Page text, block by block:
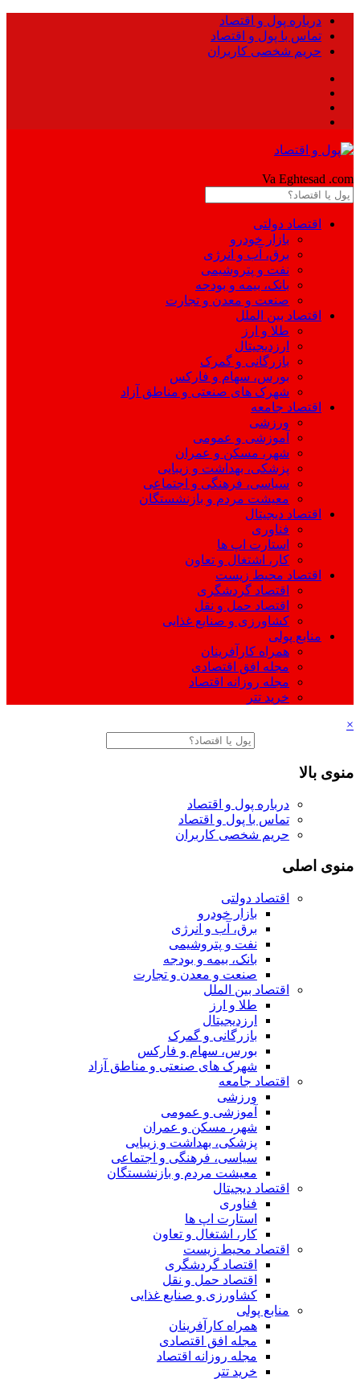
درباره پول و اقتصاد
تماس با پول و اقتصاد
حریم شخصی کاربران
Va Eghtesad .com
اقتصاد دولتی
بازار خودرو
برق، آب و انرژی
نفت و پتروشیمی
بانک، بیمه و بودجه
صنعت و معدن و تجارت
اقتصاد بین الملل
طلا و ارز
ارزدیجیتال
بازرگانی و گمرک
بورس، سهام و فارکس
شهرک های صنعتی و مناطق آزاد
اقتصاد جامعه
ورزشی
آموزشی و عمومی
شهر، مسکن و عمران
پزشکی، بهداشت و زیبایی
سیاسی، فرهنگی و اجتماعی
معیشت مردم و بازنشستگان
اقتصاد دیجیتال
فناوری
استارت اپ ها
کار، اشتغال و تعاون
اقتصاد محیط زیست
اقتصاد گردشگری
اقتصاد حمل و نقل
کشاورزی و صنایع غذایی
منابع پولی
همراه کارآفرینان
مجله افق اقتصادی
مجله روزانه اقتصاد
خرید تتر
×
منوی بالا
درباره پول و اقتصاد
تماس با پول و اقتصاد
حریم شخصی کاربران
منوی اصلی
اقتصاد دولتی
بازار خودرو
برق، آب و انرژی
نفت و پتروشیمی
بانک، بیمه و بودجه
صنعت و معدن و تجارت
اقتصاد بین الملل
طلا و ارز
ارزدیجیتال
بازرگانی و گمرک
بورس، سهام و فارکس
شهرک های صنعتی و مناطق آزاد
اقتصاد جامعه
ورزشی
آموزشی و عمومی
شهر، مسکن و عمران
پزشکی، بهداشت و زیبایی
سیاسی، فرهنگی و اجتماعی
معیشت مردم و بازنشستگان
اقتصاد دیجیتال
فناوری
استارت اپ ها
کار، اشتغال و تعاون
اقتصاد محیط زیست
اقتصاد گردشگری
اقتصاد حمل و نقل
کشاورزی و صنایع غذایی
منابع پولی
همراه کارآفرینان
مجله افق اقتصادی
مجله روزانه اقتصاد
خرید تتر